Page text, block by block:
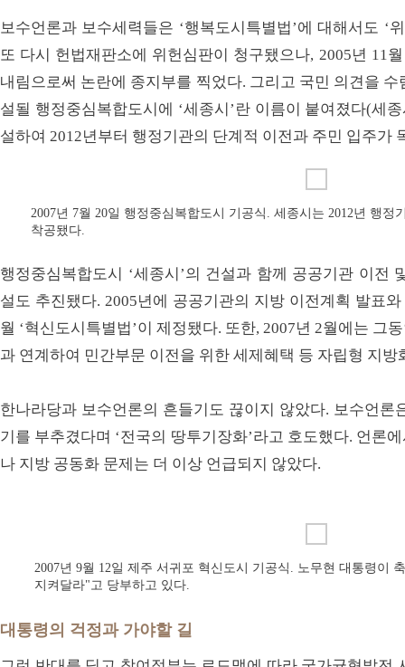
보수언론과 보수세력들은 ‘행복도시특별법’에 대해서도 ‘
또 다시 헌법재판소에 위헌심판이 청구됐으나, 2005년 11
내림으로써 논란에 종지부를 찍었다. 그리고 국민 의견을
설될 행정중심복합도시에 ‘세종시’란 이름이 붙여졌다(세
설하여 2012년부터 행정기관의 단계적 이전과 주민 입주가
2007년 7월 20일 행정중심복합도시 기공식. 세종시는 2012년 행정
착공됐다.
행정중심복합도시 ‘세종시’의 건설과 함께 공공기관 이전
설도 추진됐다. 2005년에 공공기관의 지방 이전계획 발표
월 ‘혁신도시특별법’이 제정됐다. 또한, 2007년 2월에는 그
과 연계하여 민간부문 이전을 위한 세제혜택 등 자립형 지
한나라당과 보수언론의 흔들기도 끊이지 않았다. 보수언론
기를 부추겼다며 ‘전국의 땅투기장화’라고 호도했다. 언론
나 지방 공동화 문제는 더 이상 언급되지 않았다.
2007년 9월 12일 제주 서귀포 혁신도시 기공식. 노무현 대통령이
지켜달라"고 당부하고 있다.
대통령의 걱정과 가야할 길